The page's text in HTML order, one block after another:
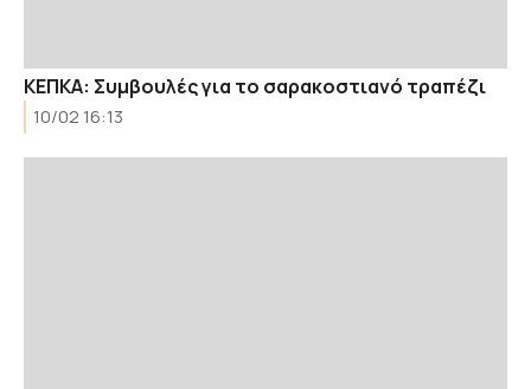
ΚΕΠΚΑ: Συμβουλές για το σαρακοστιανό τραπέζι
10/02 16:13